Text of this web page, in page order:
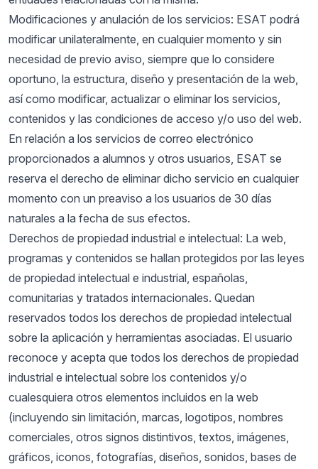
Modificaciones y anulación de los servicios: ESAT podrá
modificar unilateralmente, en cualquier momento y sin
necesidad de previo aviso, siempre que lo considere
oportuno, la estructura, diseño y presentación de la web,
así como modificar, actualizar o eliminar los servicios,
contenidos y las condiciones de acceso y/o uso del web.
En relación a los servicios de correo electrónico
proporcionados a alumnos y otros usuarios, ESAT se
reserva el derecho de eliminar dicho servicio en cualquier
momento con un preaviso a los usuarios de 30 días
naturales a la fecha de sus efectos.
Derechos de propiedad industrial e intelectual: La web,
programas y contenidos se hallan protegidos por las leyes
de propiedad intelectual e industrial, españolas,
comunitarias y tratados internacionales. Quedan
reservados todos los derechos de propiedad intelectual
sobre la aplicación y herramientas asociadas. El usuario
reconoce y acepta que todos los derechos de propiedad
industrial e intelectual sobre los contenidos y/o
cualesquiera otros elementos incluidos en la web
(incluyendo sin limitación, marcas, logotipos, nombres
comerciales, otros signos distintivos, textos, imágenes,
gráficos, iconos, fotografías, diseños, sonidos, bases de